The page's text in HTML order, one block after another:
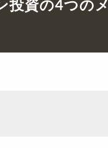
投資の4つのメ